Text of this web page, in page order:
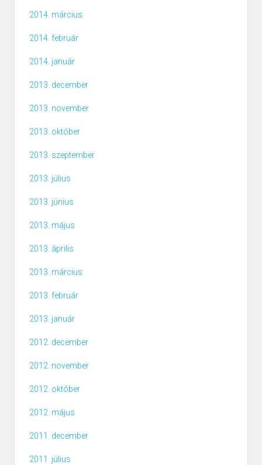
2014. március
2014. február
2014. január
2013. december
2013. november
2013. október
2013. szeptember
2013. július
2013. június
2013. május
2013. április
2013. március
2013. február
2013. január
2012. december
2012. november
2012. október
2012. május
2011. december
2011. július